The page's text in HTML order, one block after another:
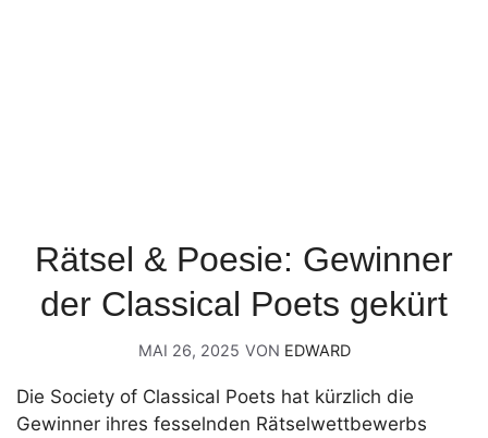
Rätsel & Poesie: Gewinner
der Classical Poets gekürt
MAI 26, 2025 VON EDWARD
Die Society of Classical Poets hat kürzlich die
Gewinner ihres fesselnden Rätselwettbewerbs